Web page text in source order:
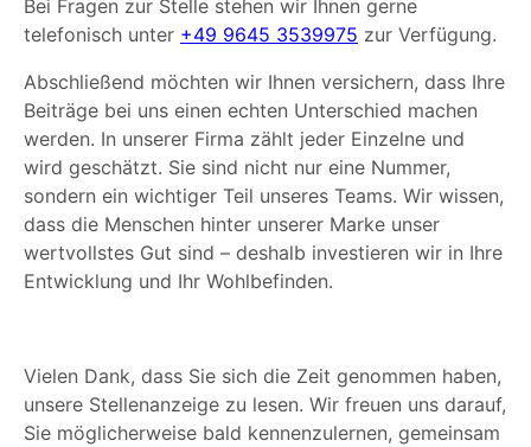
Bei Fragen zur Stelle stehen wir Ihnen gerne
telefonisch unter +49 9645 3539975 zur Verfügung.
Abschließend möchten wir Ihnen versichern, dass Ihre
Beiträge bei uns einen echten Unterschied machen
werden. In unserer Firma zählt jeder Einzelne und
wird geschätzt. Sie sind nicht nur eine Nummer,
sondern ein wichtiger Teil unseres Teams. Wir wissen,
dass die Menschen hinter unserer Marke unser
wertvollstes Gut sind – deshalb investieren wir in Ihre
Entwicklung und Ihr Wohlbefinden.
Vielen Dank, dass Sie sich die Zeit genommen haben,
unsere Stellenanzeige zu lesen. Wir freuen uns darauf,
Sie möglicherweise bald kennenzulernen, gemeinsam